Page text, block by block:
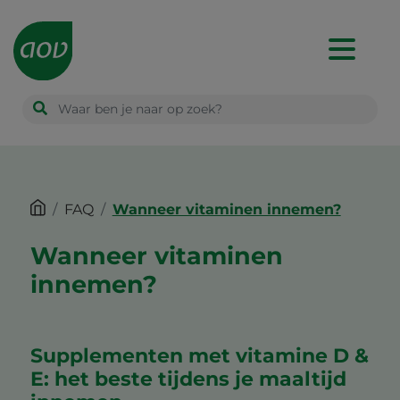
Main
navigation
FAQ Wanneer vitaminen innemen?
Wanneer vitaminen
innemen?
Supplementen met vitamine D &
E: het beste tijdens je maaltijd